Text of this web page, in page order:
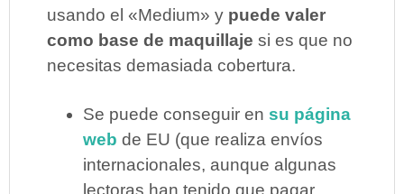
usando el «Medium» y puede valer
como base de maquillaje si es que no
necesitas demasiada cobertura.
Se puede conseguir ensu página
web de EU (que realiza envíos
internacionales, aunque algunas
lectoras han tenido que pagar